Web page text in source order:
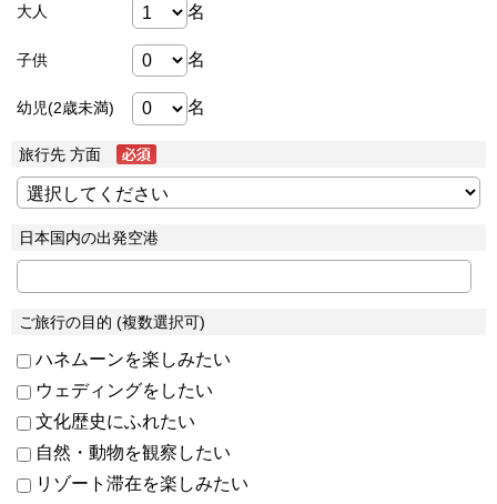
大人 名
子供 名
幼児(2歳未満) 名
旅行先 方面
日本国内の出発空港
ご旅行の目的 (複数選択可)
ハネムーンを楽しみたい
ウェディングをしたい
文化歴史にふれたい
自然・動物を観察したい
リゾート滞在を楽しみたい